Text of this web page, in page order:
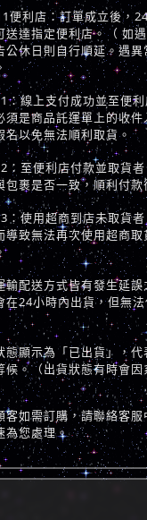
便利店：訂單成立後，
送達指定便利店。（ 如
公休日則自行順延。遇
：線上支付成功並至便
須是商品託運單上的收
名以免無法順利取貨。
：至便利店付款並取貨
包裹是否一致，順利付
：使用超商到店未取貨
導致無法再次使用超商
輸配送方式皆有發生延
在24小時內出貨，但無
態顯示為「已出貨」，
候。（出貨狀態有時會
客如需訂購，請聯絡客
為您處理。